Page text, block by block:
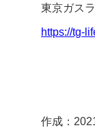
東京ガス
https://tg-
作成：